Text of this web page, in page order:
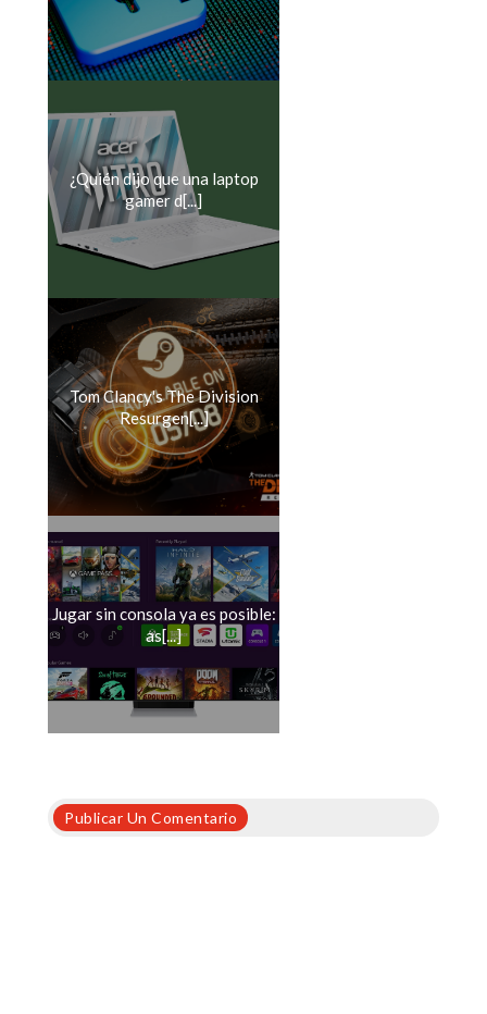
¿Quién dijo que una laptop
gamer d[...]
Tom Clancy's The Division
Resurgen[...]
Jugar sin consola ya es posible:
as[...]
Publicar Un Comentario